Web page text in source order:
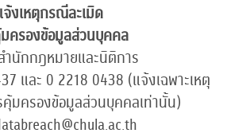
งเหตุกรณีละเมิด
ครองข้อมูลส่วนบุคคล
นักกฎหมายและนิติการ
และ 0 2218 0438 (แจ้งเฉพาะเหตุ
มครองข้อมูลส่วนบุคคลเท่านั้น)